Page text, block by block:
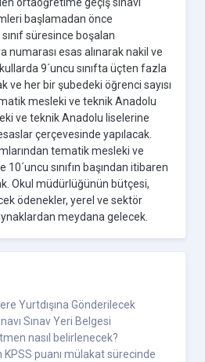
başlamadan önce
süresince boşalan
numarası esas alınarak nakil ve
9´uncu sınıfta üçten fazla
ve her bir şubedeki öğrenci sayısı
mesleki ve teknik Anadolu
ve teknik Anadolu liselerine
çerçevesinde yapılacak.
tematik mesleki ve
sınıfın başından itibaren
Okul müdürlüğünün bütçesi,
ödenekler, yerel ve sektör
meydana gelecek.
Yurtdışına Gönderilecek
Sınav Yeri Belgesi
nasıl belirlenecek?
KPSS puanı mülakat sürecinde